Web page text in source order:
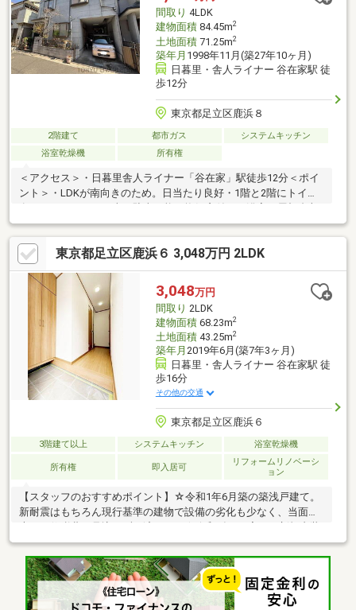
クがあります。約８０ｍの距離に区立諏訪木西公園があります。
間取り 4LDK
建物面積84.45m2
土地面積71.25m2
築年月 1998年11月(築27年10ヶ月)
日暮里・舎人ライナー 谷在家駅 徒
歩12分
東京都足立区鹿浜８
2階建て 都市ガス
システムキッチン
浴室乾燥機
所有権
＜アクセス＞・日暮里舎人ライナー「谷在家」駅徒歩12分＜ポイ
ント＞・LDKが南向きのため。日当たり良好・1階と2階にトイレ
納（グルニエ）付き・リビングを見渡せるキッチン・吊戸棚付き
のトイレ＜周辺環境＞・コモディイイダ鹿浜店…徒歩約6分（約
435m）・セブンイレブン足立鹿浜店…徒歩約5分（約360m）・東
京北部病院…徒歩約9分（約715m）・足立区立鹿浜第一小学校…徒
歩約5分（約330m）・足立区立鹿浜菜の花中学校…徒歩約10分
（約780m）・ＳＡＫＵＲＡ保育園谷在家…徒歩約7分（約540m）
東京都足立区鹿浜６ 3,048万円 2LDK
3,048万円
間取り 2LDK
建物面積68.23m2
土地面積43.25m2
築年月 2019年6月(築7年3ヶ月)
日暮里・舎人ライナー 谷在家駅 徒
歩16分
その他の交通
東京都足立区鹿浜６
3階建て以上 システムキッチン 浴室乾燥機
所有権 即入居可
リフォームリノベーシ
ョン
【スタッフのおすすめポイント】☆令和1年6月築の築浅戸建て。
新耐震はもちろん現行基準の建物で設備の劣化も少なく、当面は
リフォーム済。 クロス貼替・トイレ新規交換・洗面・照明器具設
置・ハウスクリーニング済で、すぐにきれいな状態で暮らし始め
られます☆2面採光の明るいLDK（約11.6帖）。 日中は照明いらず
の明るさで風通しもよく、光熱費の面でも効いてきます☆ワンフ
ロア1室の間取り。 各階を独立して使えるため、在宅ワークや来